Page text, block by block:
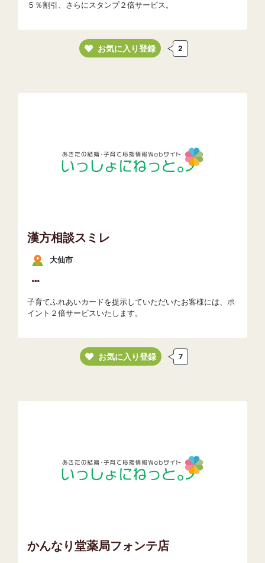
５％割引、さらにスタンプ２倍サービス。
お気に入り登録 2
漢方相談スミレ
大仙市
子育てふれあいカードを提示していただいたお客様には、ポ
イント２倍サービスいたします。
お気に入り登録 7
かんなり堂薬局フォンテ店